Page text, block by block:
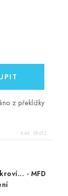
z překližky
Kód: 88612
- MFD